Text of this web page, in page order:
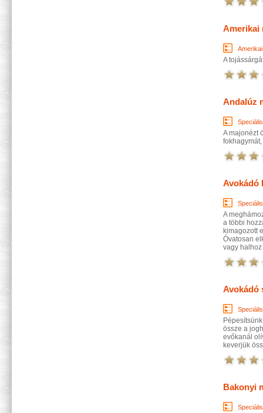
Amerikai
Amerikai
A
Andalúz
A majonézt
Avokádó
A
a többi
kimagozott
Óvatosan
vagy
Avokádó
össze a
evőkanál
keverjük
Bakonyi